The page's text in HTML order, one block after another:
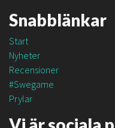
Snabblänkar
Start
Nyheter
Recensioner
#Swegame
Prylar